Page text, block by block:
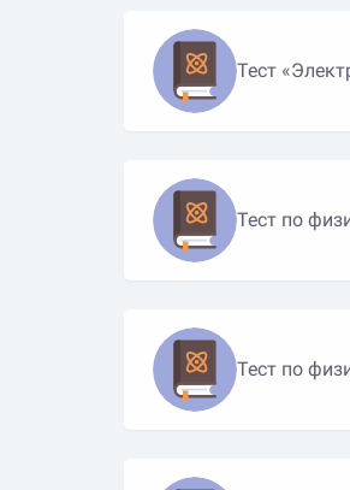
Тест
Тест по
Тест по